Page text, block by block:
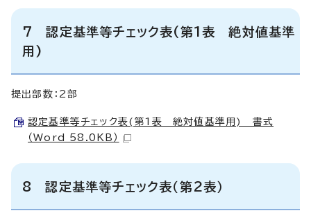
7 認定基準等チェック表(第1表 絶対値基準
用)
提出部数：2部
認定基準等チェック表(第1表 絶対値基準用) 書式
（Word 58.0KB）
8 認定基準等チェック表（第2表）